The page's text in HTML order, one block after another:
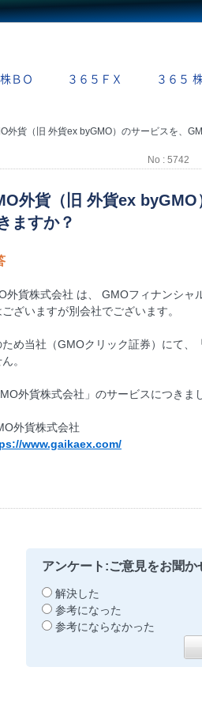
株ＢＯ ３６５ＦＸ ３６５
外貨（旧 外貨ex byGMO）のサービスを、GMOクリ
No : 5742
外貨（旧 外貨ex byGMO
ますか？
外貨株式会社 は、 GMOフィナンシャ
ございますが別会社でございます。
ため当社（GMOクリック証券）にて、
。
外貨株式会社」のサービスにつきま
外貨株式会社
www.gaikaex.com/
アンケート:ご意見をお聞か
解決した
参考になった
参考にならなかった